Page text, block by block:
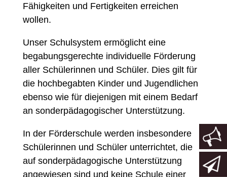
Fähigkeiten und Fertigkeiten erreichen
wollen.
Unser Schulsystem ermöglicht eine
begabungsgerechte individuelle Förderung
aller Schülerinnen und Schüler. Dies gilt für
die hochbegabten Kinder und Jugendlichen
ebenso wie für diejenigen mit einem Bedarf
an sonderpädagogischer Unterstützung.
In der Förderschule werden insbesondere
Schülerinnen und Schülerunterrichtet, die
auf sonderpädagogische Unterstützung
angewiesen sind und keine Schule einer